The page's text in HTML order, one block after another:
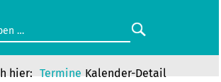
Termine Kalender-Detail